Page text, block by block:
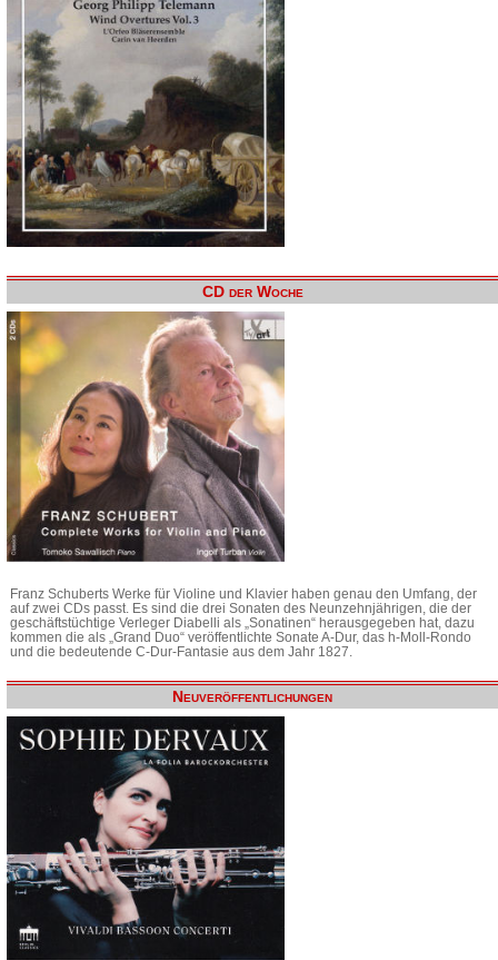
CD der Woche
Franz Schuberts Werke für Violine und Klavier haben genau den Umfang, der
auf zwei CDs passt. Es sind die drei Sonaten des Neunzehnjährigen, die der
geschäftstüchtige Verleger Diabelli als „Sonatinen“ herausgegeben hat, dazu
kommen die als „Grand Duo“ veröffentlichte Sonate A-Dur, das h-Moll-Rondo
und die bedeutende C-Dur-Fantasie aus dem Jahr 1827.
Neuveröffentlichungen